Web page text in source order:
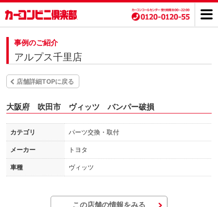
事例のご紹介
アルプス千里店
店舗詳細TOPに戻る
大阪府 吹田市 ヴィッツ バンパー破損
カテゴリ パーツ交換・取付
メーカー トヨタ
車種 ヴィッツ
この店舗の情報をみる